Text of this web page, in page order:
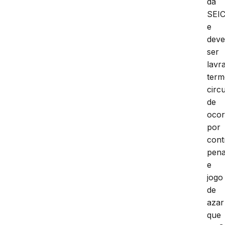
a
sede
da
e
ser
de
por
e
jogo